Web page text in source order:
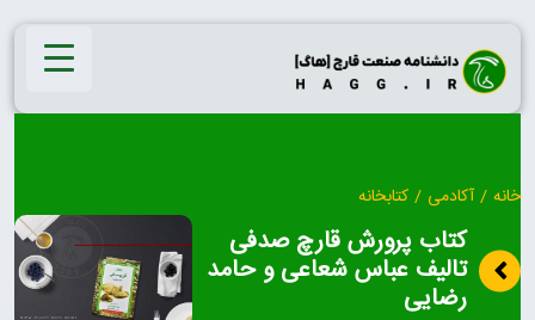
Skip
content
خانه / آکادمی / کتابخانه
کتاب پرورش قارچ صدفی
تالیف عباس شعاعی و حامد
رضایی